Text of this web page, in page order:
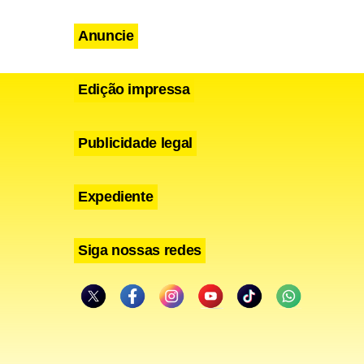
que nos
de 20
Street
Anuncie
Edição impressa
Publicidade legal
Expediente
Siga nossas redes